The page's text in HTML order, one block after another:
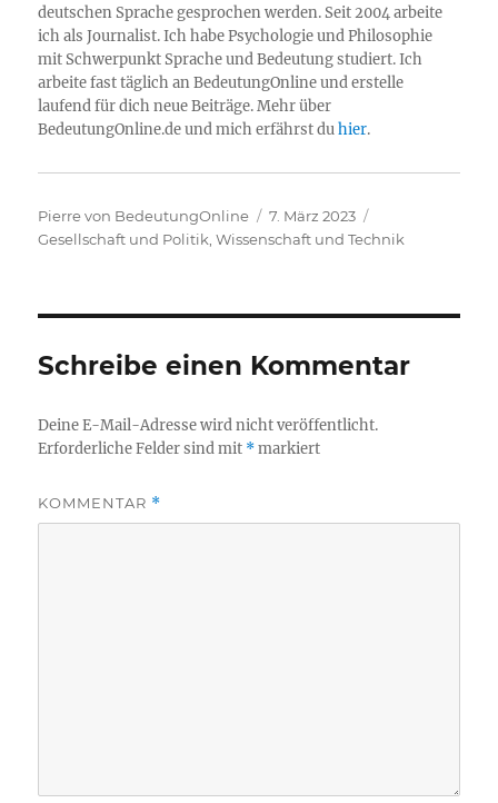
deutschen Sprache gesprochen werden. Seit 2004 arbeite
ich als Journalist. Ich habe Psychologie und Philosophie
mit Schwerpunkt Sprache und Bedeutung studiert. Ich
arbeite fast täglich an BedeutungOnline und erstelle
laufend für dich neue Beiträge. Mehr über
BedeutungOnline.de und mich erfährst duhier.
Autor
Pierre von BedeutungOnline
Veröffentlicht
am
7. März 2023
Gesellschaft und Politik ,Wissenschaft und Technik
Schreibe einen Kommentar
Deine E-Mail-Adresse wird nicht veröffentlicht.
Erforderliche Felder sind mit *markiert
KOMMENTAR *